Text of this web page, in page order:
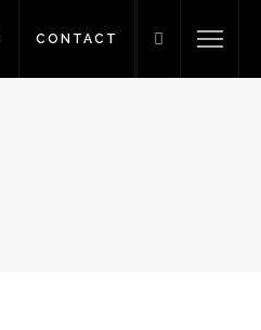
CONTACT